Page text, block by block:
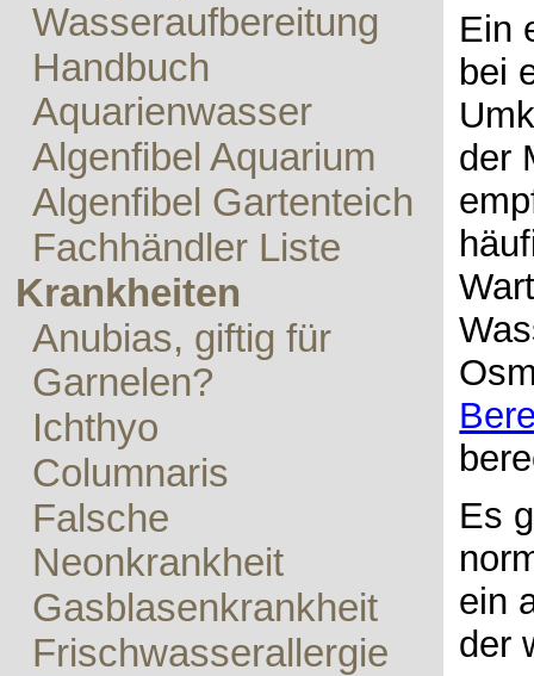
Wasseraufbereitung
Handbuch
Aquarienwasser
Algenfibel Aquarium
Algenfibel Gartenteich
Fachhändler Liste
Krankheiten
Anubias, giftig für
Garnelen?
Ichthyo
Columnaris
Falsche
Neonkrankheit
Gasblasenkrankheit
Frischwasserallergie
Ein
bei
der
Es
ein
der